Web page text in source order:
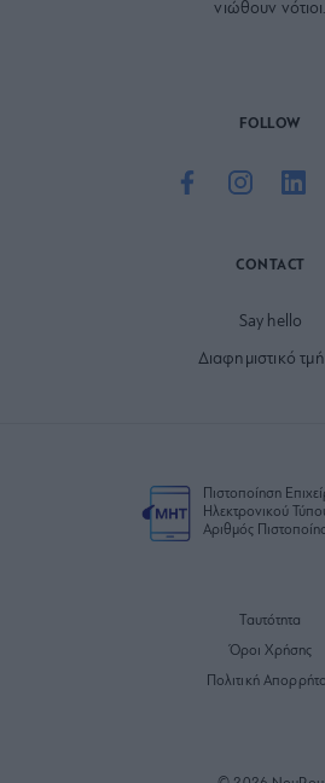
νιώθουν νότιοι.
FOLLOW
CONTACT
Say hello
Διαφημιστικό
Πιστοποίηση
Ηλεκτρονικού
Αριθμός
Ταυτότητα
Όροι Χρήσης
Πολιτική